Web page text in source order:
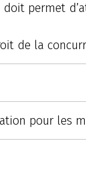
permet
de la
pour les